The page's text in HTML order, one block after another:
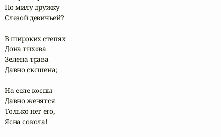
По милу дружку
Слезой девичьей?
В широких степях
Дона тихова
Зелена трава
Давно скошена;
На селе косцы
Давно женятся
Только нет его,
Ясна сокола!